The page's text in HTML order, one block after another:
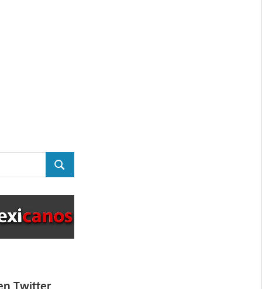
BUSCAR
Twitter